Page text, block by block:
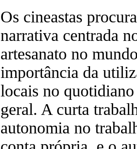
Os cineastas
narrativa centrada
artesanato no
importância da
locais no
geral. A curta
autonomia no